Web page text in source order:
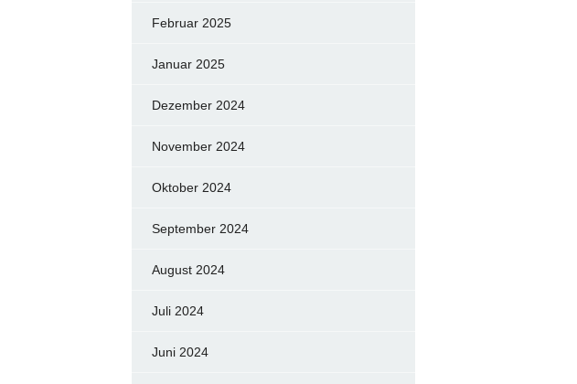
Februar 2025
Januar 2025
Dezember 2024
November 2024
Oktober 2024
September 2024
August 2024
Juli 2024
Juni 2024